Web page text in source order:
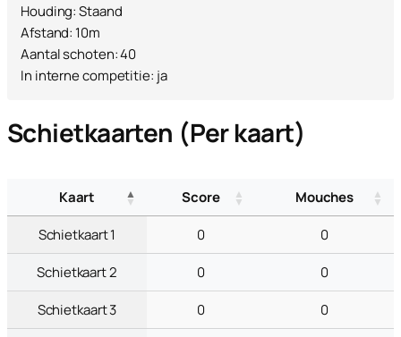
Houding: Staand
Afstand: 10m
Aantal schoten: 40
In interne competitie: ja
Schietkaarten (Per kaart)
Kaart Score
Mouches
Schietkaart 1
0
0
Schietkaart 2
0
0
Schietkaart 3
0
0